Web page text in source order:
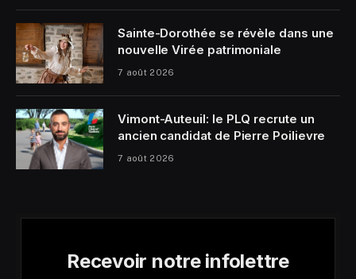
Sainte-Dorothée se révèle dans une
nouvelle Virée patrimoniale
7 août 2026
Vimont-Auteuil: le PLQ recrute un
ancien candidat de Pierre Poilievre
7 août 2026
Recevoir notre infolettre